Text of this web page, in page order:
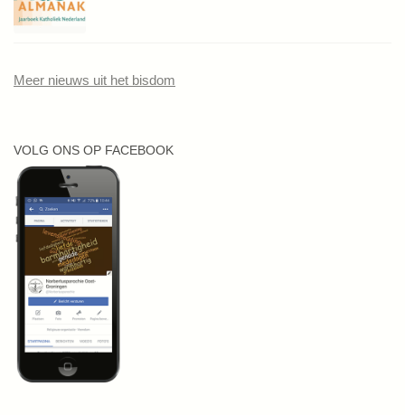
Meer nieuws uit het bisdom
VOLG ONS OP FACEBOOK